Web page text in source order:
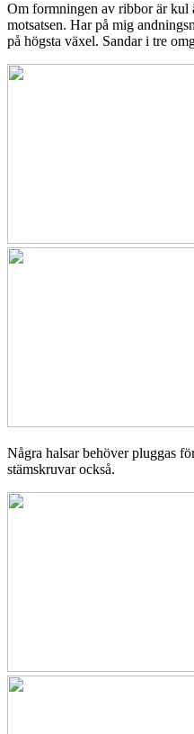
Om formningen av ribbor är kul
motsatsen. Har på mig
på högsta växel. Sandar i tre
Några halsar behöver pluggas
stämskruvar också.